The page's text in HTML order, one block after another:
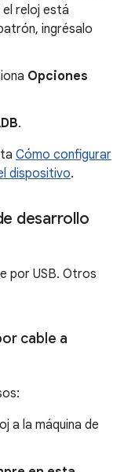
reloj está
ingrésalo
Opciones
.
Cómo configurar
dispositivo.
desarrollo
por USB. Otros
cable a
a la máquina de